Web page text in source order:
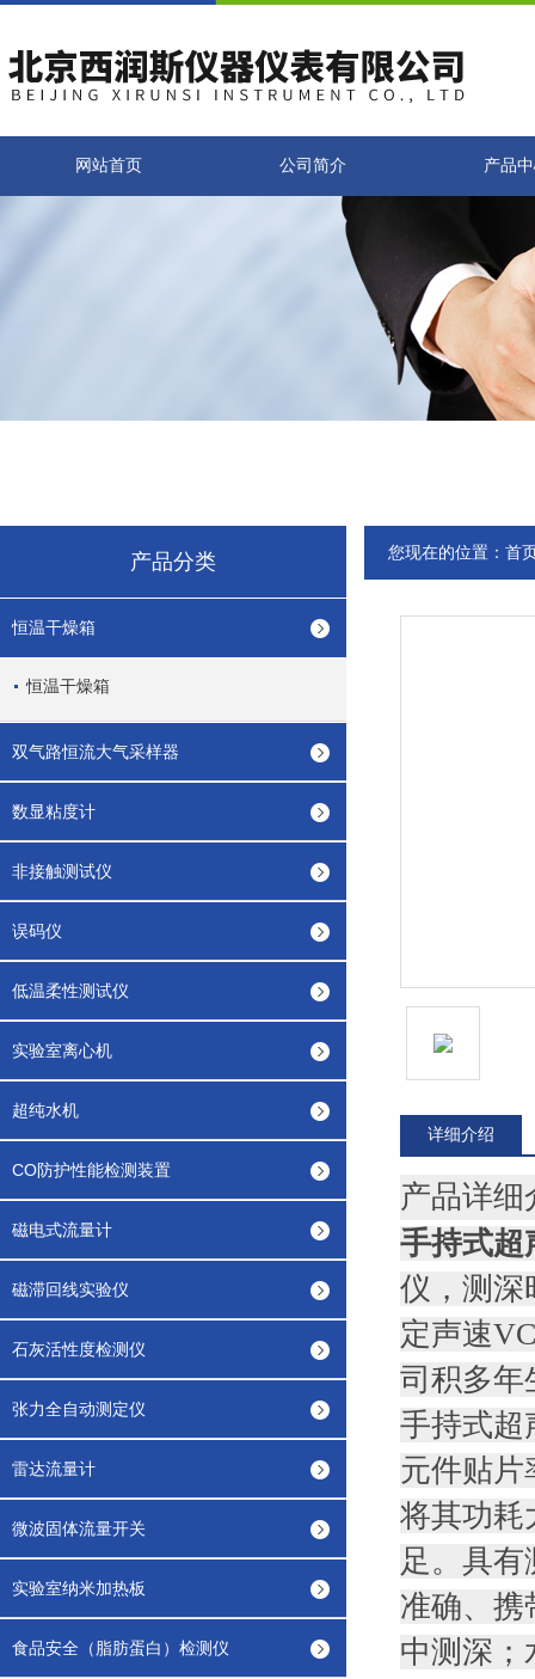
网站首页 公司简介 产品
产品分类
恒温干燥箱
恒温干燥箱
双气路恒流大气采样器
数显粘度计
非接触测试仪
误码仪
低温柔性测试仪
实验室离心机
超纯水机
CO防护性能检测装置
磁电式流量计
磁滞回线实验仪
石灰活性度检测仪
张力全自动测定仪
雷达流量计
微波固体流量开关
实验室纳米加热板
食品安全（脂肪蛋白）检测仪
您现在的位置： 首
详细介绍
产品详细
手持式超
仪，测深
定声速
司积多年
手持式超
元件贴片
将其功耗
足。具
准确、携
中测深；